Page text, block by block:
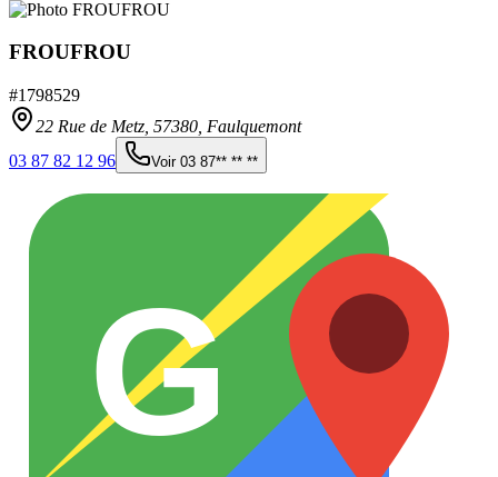
FROUFROU
#1798529
22 Rue de Metz, 57380 Faulquemont
03 87 82 12 96
Voir 03 87** ** **
G